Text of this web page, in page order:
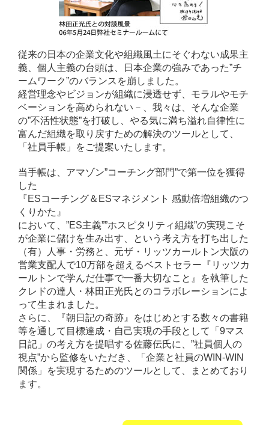
従来の日本の企業文化や組織風土にそぐわない成果主
義、個人主義の台頭は、日本企業の強みであった”チ
ームワーク”のバランスを崩しました。
経営理念やビジョンが組織に浸透せず、モラルやモチ
ベーションを高められない－、我々は、そんな企業
の”不活性状態”を打破し、やる気に満ち溢れ自律性に
富んだ組織を取り戻すための解決のツールとして、
「社員手帳」をご提案いたします。
当手帳は、アマゾン”コーチング部門”で第一位を獲得
した
『ESコーチング＆ESマネジメント 感動倍増組織のつ
くりかた』
において、”ES主義””ホスピタリティ組織”の実現こそ
が企業に儲けを生み出す、という考え方を打ち出した
（有）人事・労務と、元ザ・リッツカールトン大阪の
営業支配人で10万部を超えるベストセラー『リッツカ
ールトンで学んだ仕事で一番大切なこと』を執筆した
クレドの達人・林田正光氏とのコラボレーションによ
って生まれました。
さらに、『朝日記の奇跡』をはじめとする数々の書籍
等を通して目標達成・自己実現の手段として「9マス
日記」の考え方を提唱する佐藤伝氏に、”社員個人の
視点”から監修をいただき、「企業と社員のWIN-WIN
関係」を実現するためのツールとして、まとめており
ます。